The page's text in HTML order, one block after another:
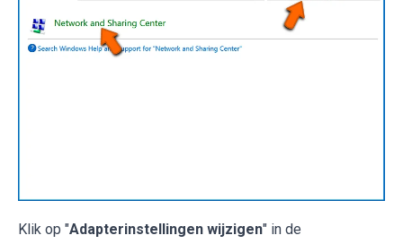
Klik op "Adapterinstellingen wijzigen" in de